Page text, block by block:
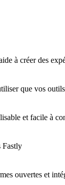
à créer des
que vos
et facile à
Fastly
ouvertes et